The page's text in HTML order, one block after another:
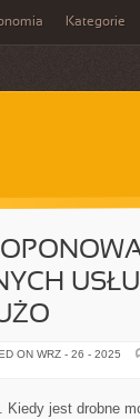
Kategorie
ON WRZ - 26 - 2025
jest drobne